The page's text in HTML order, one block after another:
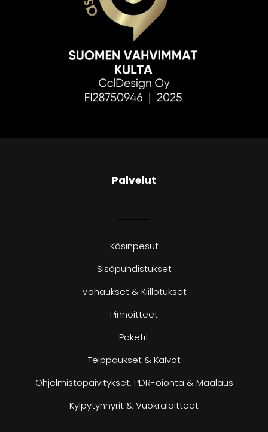
Palvelut
Käsinpesut
Sisäpuhdistukset
Vahaukset & Kiillotukset
Pinnoitteet
Paketit
Teippaukset & Kalvot
Ohjelmistopäivitykset, PDR-oionta & Maalaus
Kylpytynnyrit & Vuokralaitteet